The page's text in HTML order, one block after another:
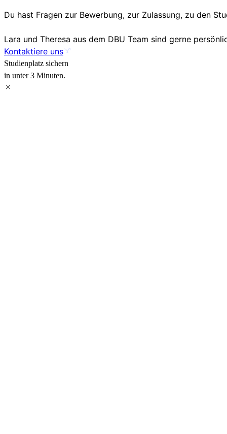
Du hast Fragen zur Bewerbung, zur Zulassung, zu den
Lara und Theresa aus dem DBU Team sind gerne
Kontaktiere uns
Studienplatz sichern
in unter 3 Minuten.